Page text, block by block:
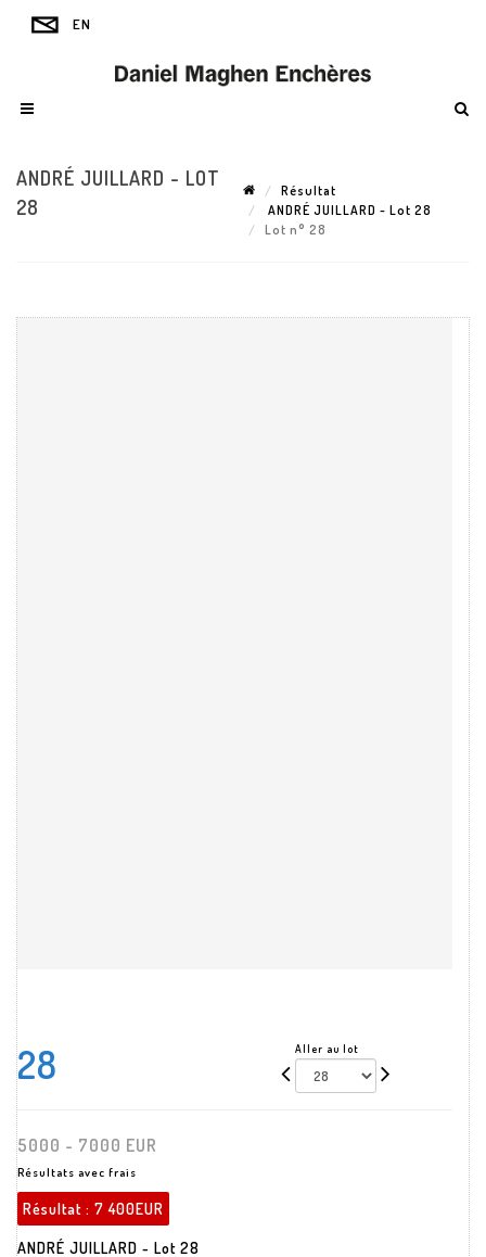
ANDRÉ JUILLARD - LOT
28
Résultat
ANDRÉ JUILLARD - Lot 28
Lot n° 28
28 Aller au lot
5000 - 7000 EUR
Résultats avec frais
Résultat : 7 400EUR
ANDRÉ JUILLARD - Lot 28